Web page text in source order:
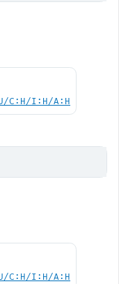
C:H/I:H/A:H
C:H/I:H/A:H